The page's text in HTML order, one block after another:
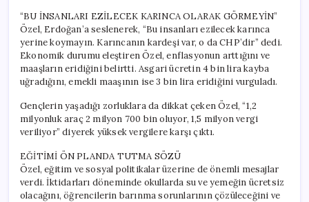
“BU İNSANLARI EZİLECEK KARINCA OLARAK GÖRMEYİN”
Özel, Erdoğan’a seslenerek, “Bu insanları ezilecek karınca
yerine koymayın. Karıncanın kardeşi var, o da CHP’dir” dedi.
Ekonomik durumu eleştiren Özel, enflasyonun arttığını ve
maaşların eridiğini belirtti. Asgari ücretin 4 bin lira kayba
uğradığını, emekli maaşının ise 3 bin lira eridiğini vurguladı.
Gençlerin yaşadığı zorluklara da dikkat çeken Özel, “1,2
milyonluk araç 2 milyon 700 bin oluyor, 1,5 milyon vergi
veriliyor” diyerek yüksek vergilere karşı çıktı.
EĞİTİMİ ÖN PLANDA TUTMA SÖZÜ
Özel, eğitim ve sosyal politikalar üzerine de önemli mesajlar
verdi. İktidarları döneminde okullarda su ve yemeğin ücretsiz
olacağını, öğrencilerin barınma sorunlarının çözüleceğini ve